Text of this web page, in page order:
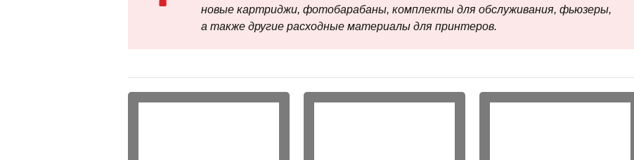
новые картриджи, фотобарабаны, комплекты для обслуживания, фьюзеры,
а также другие расходные материалы для принтеров.